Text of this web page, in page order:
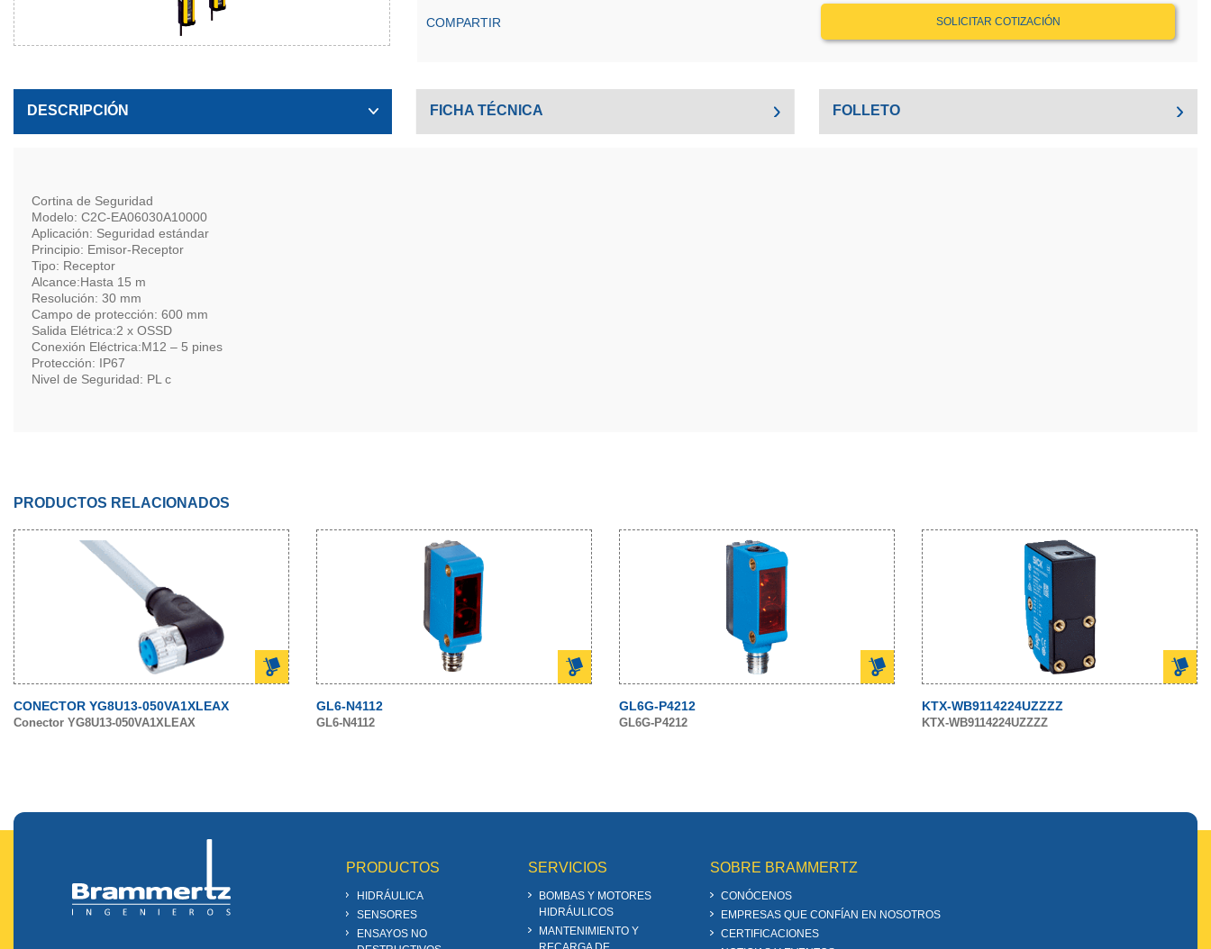
COMPARTIR SOLICITAR COTIZACIÓN
DESCRIPCIÓN
Cortina de Seguridad
Modelo: C2C-EA06030A10000
Aplicación: Seguridad estándar
Principio: Emisor-Receptor
Tipo: Receptor
Alcance:Hasta 15 m
Resolución: 30 mm
Campo de protección: 600 mm
Salida Elétrica:2 x OSSD
Conexión Eléctrica:M12 – 5 pines
Protección: IP67
Nivel de Seguridad: PL c
FICHA TÉCNICA FOLLETO
PRODUCTOS RELACIONADOS
CONECTOR YG8U13-050VA1XLEAX
Conector YG8U13-050VA1XLEAX
GL6-N4112
GL6-N4112
GL6G-P4212
GL6G-P4212
KTX-WB9114224UZZZZ
KTX-WB9114224UZZZZ
PRODUCTOS
HIDRÁULICA
SENSORES
ENSAYOS NO
SERVICIOS
BOMBAS Y MOTORES
HIDRÁULICOS
MANTENIMIENTO Y
SOBRE BRAMMERTZ
CONÓCENOS
EMPRESAS QUE CONFÍAN EN NOSOTROS
CERTIFICACIONES